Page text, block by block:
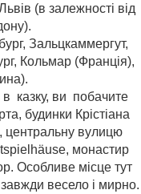
(в залежності від
Зальцкаммергут,
Кольмар (Франція),
в казку, ви побачите
будинки Крістіана
центральну вулицю
монастир
Особливе місце тут
весело і мирно.